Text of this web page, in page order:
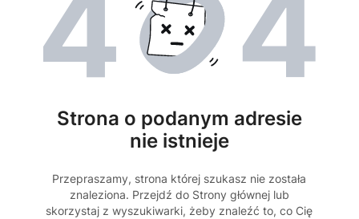
Strona o podanym adresie
nie istnieje
Przepraszamy, strona której szukasz nie została
znaleziona. Przejdź do Strony głównej lub
skorzystaj z wyszukiwarki, żeby znaleźć to, co Cię